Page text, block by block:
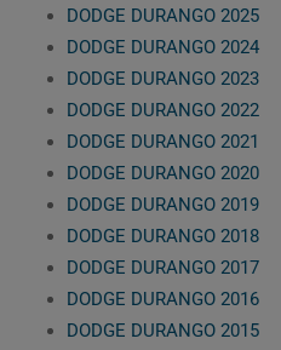
DODGE DURANGO 2025
DODGE DURANGO 2024
DODGE DURANGO 2023
DODGE DURANGO 2022
DODGE DURANGO 2021
DODGE DURANGO 2020
DODGE DURANGO 2019
DODGE DURANGO 2018
DODGE DURANGO 2017
DODGE DURANGO 2016
DODGE DURANGO 2015